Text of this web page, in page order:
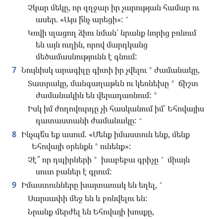
Չկար մեկը, որ զղջար իր չարության համար ու
ասեր. «Այս ի՞նչ արեցի»: +
Կռվի սլացող ձիու նման՝ նրանք նորից բռնում
են այն ուղին, որով մարդկանց
մեծամասնությունն է գնում:
7 Նույնիսկ արագիլը գիտի իր չվելու * ժամանակը,
Տատրակը, մանգաղաթևն ու կեռնեխը * ճիշտ
ժամանակին են վերադառնում: *
Իսկ իմ ժողովուրդը չի հասկանում իմ՝ Եհովայիս
դատաստանի ժամանակը: +
8 Ինչպե՞ս եք ասում. «Մենք իմաստուն ենք, մենք
Եհովայի օրենքն *ունենք»:
Չէ՞ որ դպիրների * խաբեբա գրիչը + միայն
սուտ բաներ է գրում:
9 Իմաստունները խայտառակ են եղել, +
Սարսափի մեջ են և բռնվելու են:
Նրանք մերժել են Եհովայի խոսքը,